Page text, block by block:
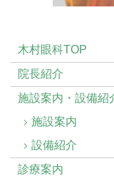
木村眼科TOP
院長紹介
施設案内・設備紹
施設案内
設備紹介
診療案内